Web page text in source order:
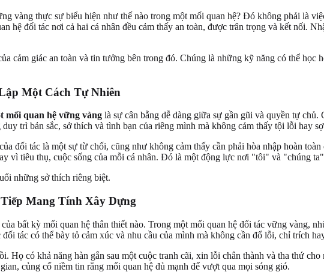
vàng thực sự biểu hiện như thế nào trong một mối quan hệ? Đó không phải là
hệ đối tác nơi cả hai cá nhân đều cảm thấy an toàn, được trân trọng và kết nối.
cảm giác an toàn và tin tưởng bên trong đó. Chúng là những kỹ năng có thể
Một Cách Tự Nhiên
mối quan hệ vững vàng là sự cân bằng dễ dàng giữa sự gần gũi và quyền tự
trì bản sắc, sở thích và tình bạn của riêng mình mà không cảm thấy tội lỗi hay
đối tác là một sự từ chối, cũng như không cảm thấy cần phải hòa nhập hoàn
vì tiêu thụ, cuộc sống của mỗi cá nhân. Đó là một động lực nơi "tôi" và "chúng
Mang Tính Xây Dựng
bất kỳ mối quan hệ thân thiết nào. Trong một mối quan hệ đối tác vững vàng,
tác có thể bày tỏ cảm xúc và nhu cầu của mình mà không cần đổ lỗi, chỉ trích
Họ có khả năng hàn gắn sau một cuộc tranh cãi, xin lỗi chân thành và tha thứ
củng cố niềm tin rằng mối quan hệ đủ mạnh để vượt qua mọi sóng gió.